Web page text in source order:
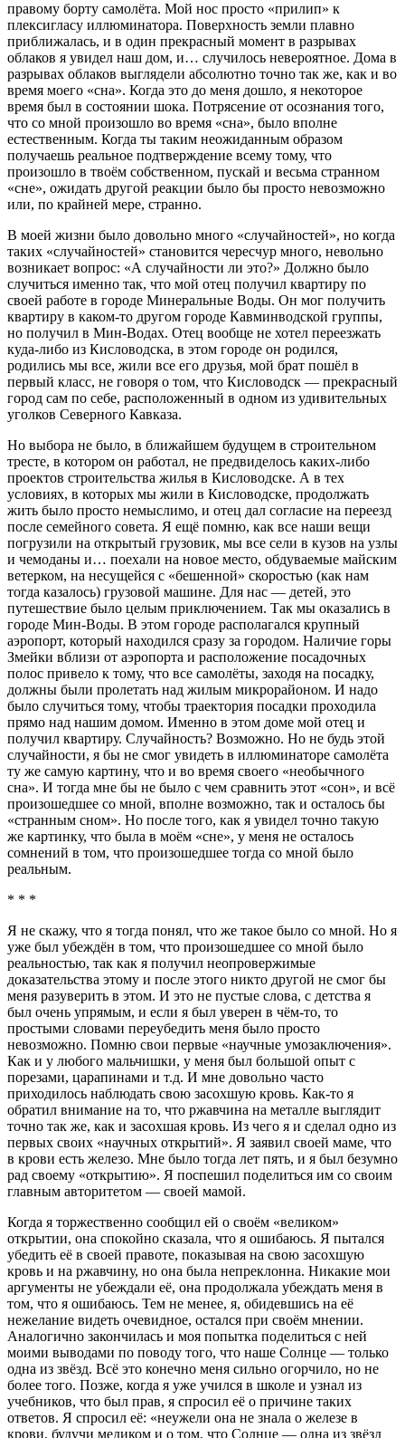
правому борту самолёта. Мой нос просто «прилип» к
плексигласу иллюминатора. Поверхность земли плавно
приближалась, и в один прекрасный момент в разрывах
облаков я увидел наш дом, и… случилось невероятное. Дома в
разрывах облаков выглядели абсолютно точно так же, как и во
время моего «сна». Когда это до меня дошло, я некоторое
время был в состоянии шока. Потрясение от осознания того,
что со мной произошло во время «сна», было вполне
естественным. Когда ты таким неожиданным образом
получаешь реальное подтверждение всему тому, что
произошло в твоём собственном, пускай и весьма странном
«сне», ожидать другой реакции было бы просто невозможно
или, по крайней мере, странно.
В моей жизни было довольно много «случайностей», но когда
таких «случайностей» становится чересчур много, невольно
возникает вопрос: «А случайности ли это?» Должно было
случиться именно так, что мой отец получил квартиру по
своей работе в городе Минеральные Воды. Он мог получить
квартиру в каком-то другом городе Кавминводской группы,
но получил в Мин-Водах. Отец вообще не хотел переезжать
куда-либо из Кисловодска, в этом городе он родился,
родились мы все, жили все его друзья, мой брат пошёл в
первый класс, не говоря о том, что Кисловодск — прекрасный
город сам по себе, расположенный в одном из удивительных
уголков Северного Кавказа.
Но выбора не было, в ближайшем будущем в строительном
тресте, в котором он работал, не предвиделось каких-либо
проектов строительства жилья в Кисловодске. А в тех
условиях, в которых мы жили в Кисловодске, продолжать
жить было просто немыслимо, и отец дал согласие на переезд
после семейного совета. Я ещё помню, как все наши вещи
погрузили на открытый грузовик, мы все сели в кузов на узлы
и чемоданы и… поехали на новое место, обдуваемые майским
ветерком, на несущейся с «бешенной» скоростью (как нам
тогда казалось) грузовой машине. Для нас — детей, это
путешествие было целым приключением. Так мы оказались в
городе Мин-Воды. В этом городе располагался крупный
аэропорт, который находился сразу за городом. Наличие горы
Змейки вблизи от аэропорта и расположение посадочных
полос привело к тому, что все самолёты, заходя на посадку,
должны были пролетать над жилым микрорайоном. И надо
было случиться тому, чтобы траектория посадки проходила
прямо над нашим домом. Именно в этом доме мой отец и
получил квартиру. Случайность? Возможно. Но не будь этой
случайности, я бы не смог увидеть в иллюминаторе самолёта
ту же самую картину, что и во время своего «необычного
сна». И тогда мне бы не было с чем сравнить этот «сон», и всё
произошедшее со мной, вполне возможно, так и осталось бы
«странным сном». Но после того, как я увидел точно такую
же картинку, что была в моём «сне», у меня не осталось
сомнений в том, что произошедшее тогда со мной было
реальным.
* * *
Я не скажу, что я тогда понял, что же такое было со мной. Но я
уже был убеждён в том, что произошедшее со мной было
реальностью, так как я получил неопровержимые
доказательства этому и после этого никто другой не смог бы
меня разуверить в этом. И это не пустые слова, с детства я
был очень упрямым, и если я был уверен в чём-то, то
простыми словами переубедить меня было просто
невозможно. Помню свои первые «научные умозаключения».
Как и у любого мальчишки, у меня был большой опыт с
порезами, царапинами и т.д. И мне довольно часто
приходилось наблюдать свою засохшую кровь. Как-то я
обратил внимание на то, что ржавчина на металле выглядит
точно так же, как и засохшая кровь. Из чего я и сделал одно из
первых своих «научных открытий». Я заявил своей маме, что
в крови есть железо. Мне было тогда лет пять, и я был безумно
рад своему «открытию». Я поспешил поделиться им со своим
главным авторитетом — своей мамой.
Когда я торжественно сообщил ей о своём «великом»
открытии, она спокойно сказала, что я ошибаюсь. Я пытался
убедить её в своей правоте, показывая на свою засохшую
кровь и на ржавчину, но она была непреклонна. Никакие мои
аргументы не убеждали её, она продолжала убеждать меня в
том, что я ошибаюсь. Тем не менее, я, обидевшись на её
нежелание видеть очевидное, остался при своём мнении.
Аналогично закончилась и моя попытка поделиться с ней
моими выводами по поводу того, что наше Солнце — только
одна из звёзд. Всё это конечно меня сильно огорчило, но не
более того. Позже, когда я уже учился в школе и узнал из
учебников, что был прав, я спросил её о причине таких
ответов. Я спросил её: «неужели она не знала о железе в
крови, будучи медиком и о том, что Солнце — одна из звёзд